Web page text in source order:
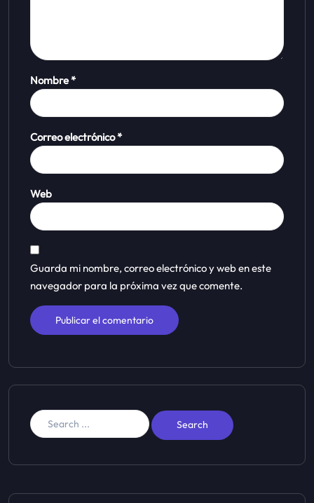
Nombre*
Correo electrónico*
Web
Guarda mi nombre, correo electrónico y web en este
navegador para la próxima vez que comente.